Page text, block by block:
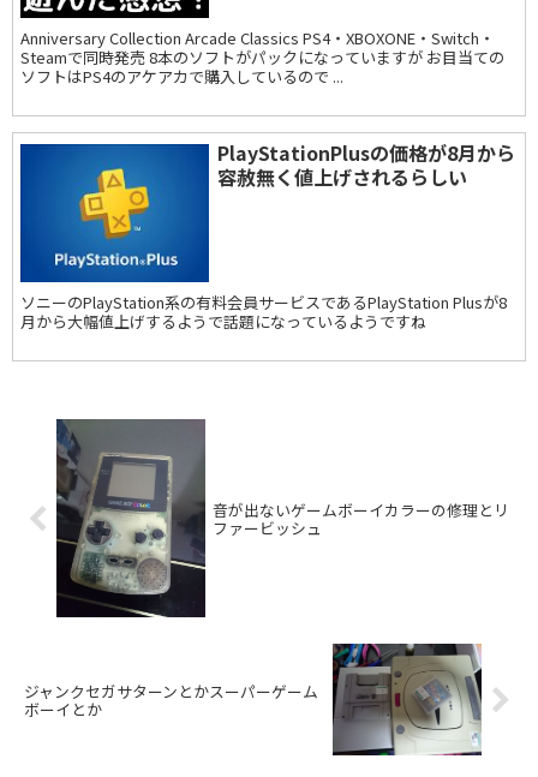
Anniversary Collection Arcade Classics PS4・XBOXONE・Switch・
Steamで同時発売 8本のソフトがパックになっていますが お目当ての
ソフトはPS4のアケアカで購入しているので ...
PlayStationPlusの価格が8月から
容赦無く値上げされるらしい
ソニーのPlayStation系の有料会員サービスであるPlayStation Plusが8
月から大幅値上げするようで話題になっているようですね
音が出ないゲームボーイカラーの修理とリ
ファービッシュ
ジャンクセガサターンとかスーパーゲーム
ボーイとか